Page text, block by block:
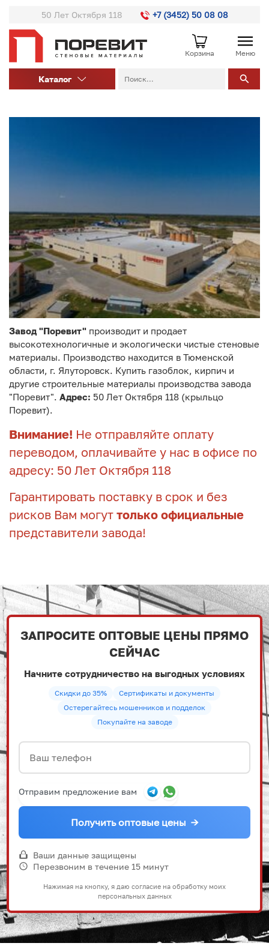
50 Лет Октября 118 +7 (3452) 50 08 08
Корзина Меню
Каталог
Завод "Поревит" производит и продает
высокотехнологичные и экологически чистые стеновые
материалы. Производство находится в Тюменской
области, г. Ялуторовск. Купить газоблок, кирпич и
другие строительные материалы производства завода
"Поревит". Адрес: 50 Лет Октября 118 (крыльцо
Поревит).
Внимание! Не отправляйте оплату
переводом, оплачивайте у нас в офисе по
адресу: 50 Лет Октября 118
Гарантировать поставку в срок и без
рисков Вам могут только официальные
представители завода!
ЗАПРОСИТЕ ОПТОВЫЕ ЦЕНЫ ПРЯМО
СЕЙЧАС
Начните сотрудничество на выгодных условиях
Скидки до 35%
Сертификаты и документы
Остерегайтесь мошенников и подделок
Покупайте на заводе
Отправим предложение вам
Получить оптовые цены →
Ваши данные защищены
Перезвоним в течение 15 минут
Нажимая на кнопку, я даю согласие на обработку моих
персональных данных